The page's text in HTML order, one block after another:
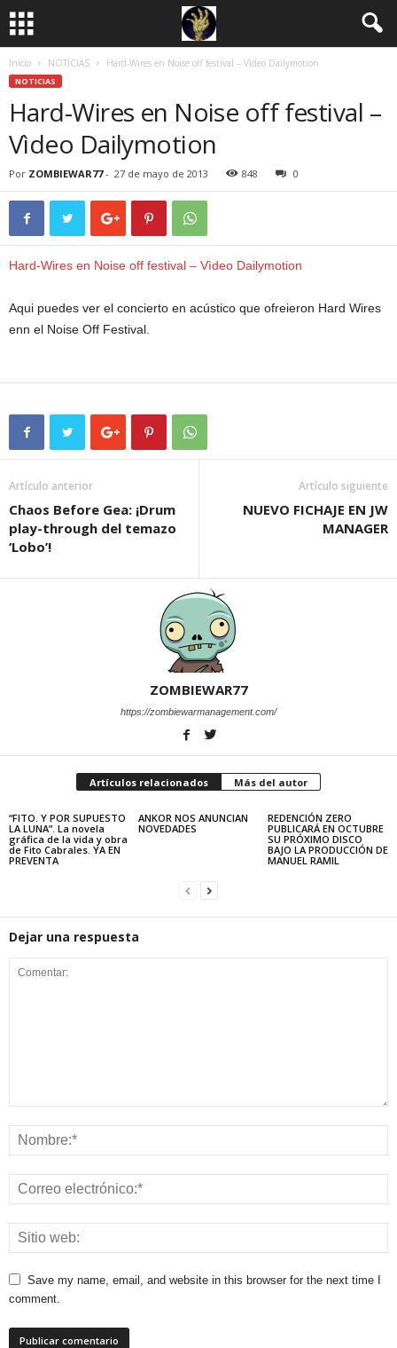
Inicio NOTICIAS Hard-Wires en Noise off festival – Vìdeo Dailymotion
NOTICIAS
Hard-Wires en Noise off festival –
Vìdeo Dailymotion
Por ZOMBIEWAR77- 27 de mayo de 2013 848 0
Hard-Wires en Noise off festival – Vìdeo Dailymotion
Aqui puedes ver el concierto en acústico que ofreieron Hard Wires
enn el Noise Off Festival.
Artículo anterior
Chaos Before Gea: ¡Drum
play-through del temazo
‘Lobo’!
Artículo siguiente
NUEVO FICHAJE EN JW
MANAGER
ZOMBIEWAR77
https://zombiewarmanagement.com/
Artículos relacionados Más del autor
“FITO. Y POR SUPUESTO
LA LUNA”. La novela
gráfica de la vida y obra
de Fito Cabrales. YA EN
PREVENTA
ANKOR NOS ANUNCIAN
NOVEDADES
REDENCIÓN ZERO
PUBLICARÁ EN OCTUBRE
SU PRÓXIMO DISCO
BAJO LA PRODUCCIÓN DE
MANUEL RAMIL
Dejar una respuesta
Save my name, email, and website in this browser for the next time I
comment.